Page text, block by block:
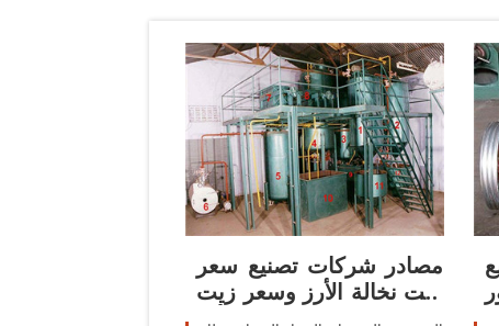
مصادر شركات تصنيع سعر
زيت نخالة الأرز وسعر زيت
نخالة الأرز